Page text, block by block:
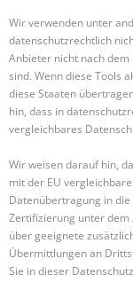
Wir verwenden unter
datenschutzrechtlich
Anbieter nicht nach dem
sind. Wenn diese Tools
diese Staaten
hin, dass in
vergleichbares
Wir weisen darauf hin,
mit der EU
Datenübertragung in
Zertifizierung unter dem
über geeignete
Übermittlungen an
Sie in dieser